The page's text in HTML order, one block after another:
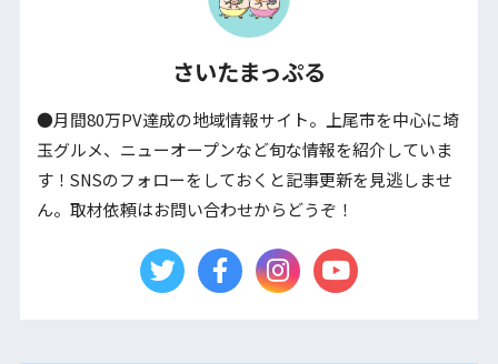
さいたまっぷる
●月間80万PV達成の地域情報サイト。上尾市を中心に埼
玉グルメ、ニューオープンなど旬な情報を紹介していま
す！SNSのフォローをしておくと記事更新を見逃しませ
ん。取材依頼はお問い合わせからどうぞ！